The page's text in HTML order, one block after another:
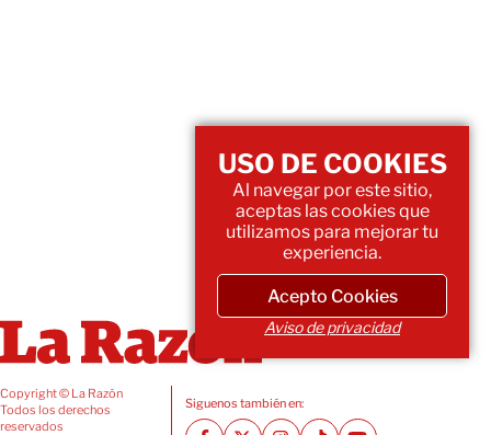
Copyright © La Razón
Todos los derechos
reservados
Siguenos también en:
USO DE COOKIES
Al navegar por este sitio,
aceptas las cookies que
utilizamos para mejorar tu
experiencia.
Acepto Cookies
Aviso de privacidad